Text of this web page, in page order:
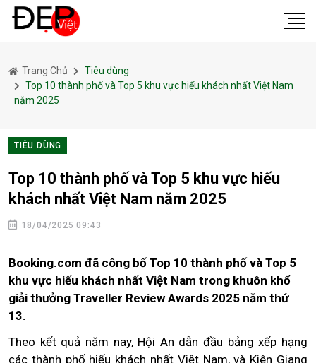
Trang Chủ
Tiêu dùng
Top 10 thành phố và Top 5 khu vực hiếu khách nhất Việt Nam
năm 2025
TIÊU DÙNG
Top 10 thành phố và Top 5 khu vực hiếu
khách nhất Việt Nam năm 2025
18/04/2025 09:43
Booking.com đã công bố Top 10 thành phố và Top 5
khu vực hiếu khách nhất Việt Nam trong khuôn khổ
giải thưởng Traveller Review Awards 2025 năm thứ
13.
Theo kết quả năm nay, Hội An dẫn đầu bảng xếp hạng
các thành phố hiếu khách nhất Việt Nam, và Kiên Giang